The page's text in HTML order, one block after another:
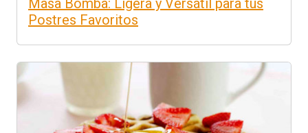
Masa Bomba: Ligera y Versátil para tus
Postres Favoritos